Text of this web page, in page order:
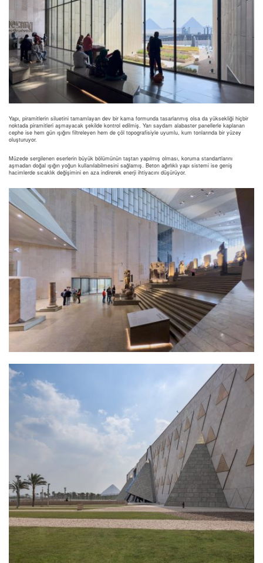
Yapı, piramitlerin siluetini tamamlayan dev bir kama formunda tasarlanmış olsa da yüksekliği hiçbir
noktada piramitleri aşmayacak şekilde kontrol edilmiş. Yarı saydam alabaster panellerle kaplanan
cephe ise hem gün ışığını filtreleyen hem de çöl topografisiyle uyumlu, kum tonlarında bir yüzey
oluşturuyor.
Müzede sergilenen eserlerin büyük bölümünün taştan yapılmış olması, koruma standartlarını
aşmadan doğal ışığın yoğun kullanılabilmesini sağlamış. Beton ağırlıklı yapı sistemi ise geniş
hacimlerde sıcaklık değişimini en aza indirerek enerji ihtiyacını düşürüyor.